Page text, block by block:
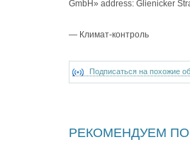
— Климат-контроль
Подписаться на похожие
РЕКОМЕНДУЕМ